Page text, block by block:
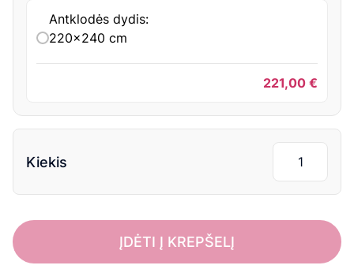
Antklodės dydis:
220x240 cm
221,00 €
Kiekis
ĮDĖTI Į KREPŠELĮ